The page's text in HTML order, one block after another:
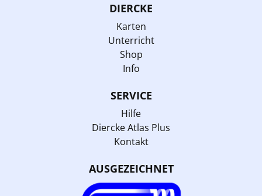
DIERCKE
Karten
Unterricht
Shop
Info
SERVICE
Hilfe
Diercke Atlas Plus
Kontakt
AUSGEZEICHNET